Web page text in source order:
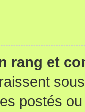
rang et
postés